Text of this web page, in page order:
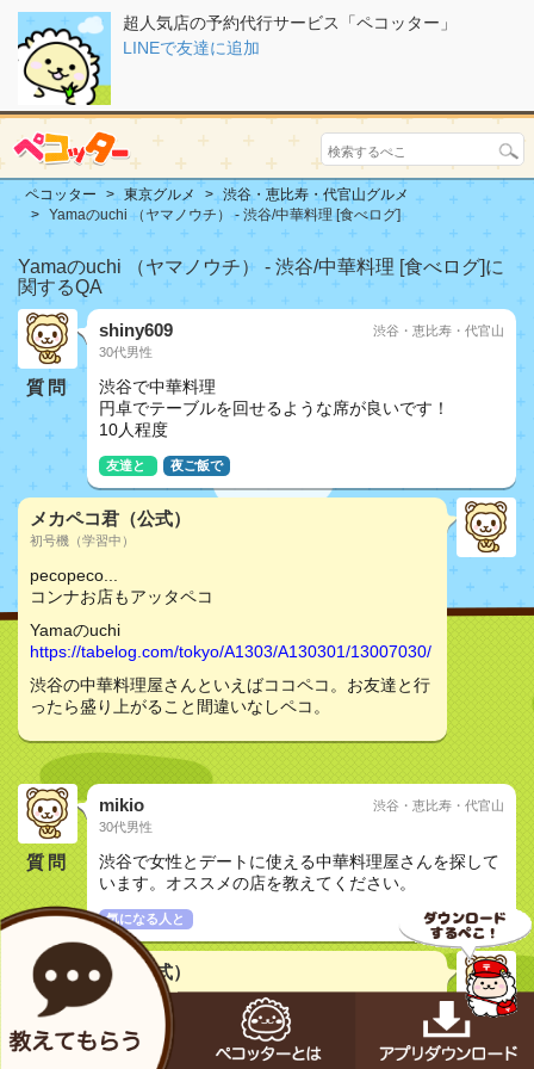
超人気店の予約代行サービス「ペコッター」
LINEで友達に追加
ペコッター 東京グルメ
渋谷・恵比寿・代官山グルメ
Yamaのuchi （ヤマノウチ） - 渋谷/中華料理 [食べログ]
Yamaのuchi （ヤマノウチ） - 渋谷/中華料理 [食べログ]に
関するQA
質問
shiny609
30代男性
渋谷・恵比寿・代官山
渋谷で中華料理
円卓でテーブルを回せるような席が良いです！
10人程度
友達と 夜ご飯で
メカペコ君（公式）
初号機（学習中）
pecopeco...
コンナお店もアッタペコ
Yamaのuchi
https://tabelog.com/tokyo/A1303/A130301/13007030/
渋谷の中華料理屋さんといえばココペコ。お友達と行
ったら盛り上がること間違いなしペコ。
質問
mikio
30代男性
渋谷・恵比寿・代官山
渋谷で女性とデートに使える中華料理屋さんを探して
います。オススメの店を教えてください。
気になる人と
メカペコ君（公式）
初号機（学習中）
pecopeco...
ボクのデータベースによるとココがいいペコ